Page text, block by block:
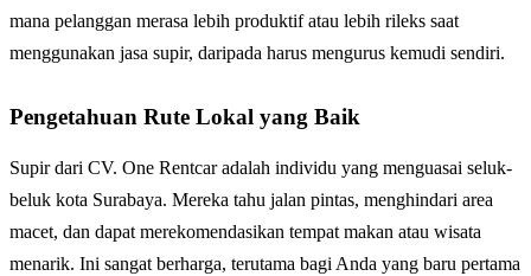
mana pelanggan merasa lebih produktif atau lebih rileks saat
menggunakan jasa supir, daripada harus mengurus kemudi sendiri.
Pengetahuan Rute Lokal yang Baik
Supir dari CV. One Rentcar adalah individu yang menguasai seluk-
beluk kota Surabaya. Mereka tahu jalan pintas, menghindari area
macet, dan dapat merekomendasikan tempat makan atau wisata
menarik. Ini sangat berharga, terutama bagi Anda yang baru pertama